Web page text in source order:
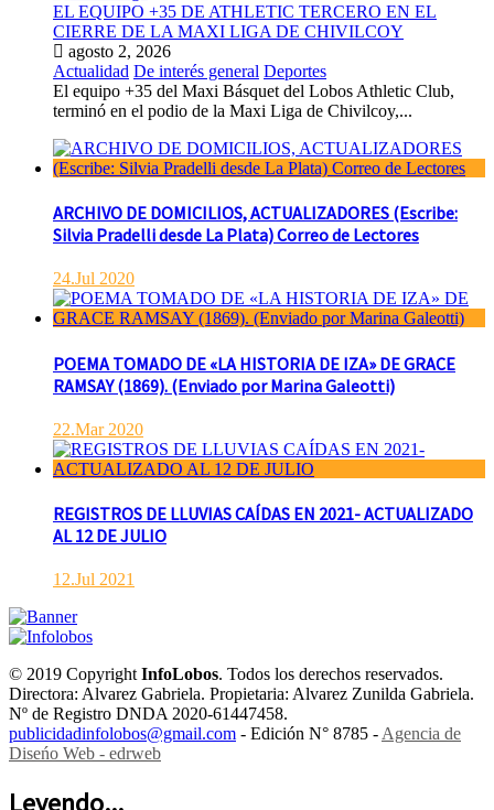
EL EQUIPO +35 DE ATHLETIC TERCERO EN EL
CIERRE DE LA MAXI LIGA DE CHIVILCOY
agosto 2, 2026
Actualidad De interés general Deportes
El equipo +35 del Maxi Básquet del Lobos Athletic Club,
terminó en el podio de la Maxi Liga de Chivilcoy,...
ARCHIVO DE DOMICILIOS, ACTUALIZADORES (Escribe:
Silvia Pradelli desde La Plata) Correo de Lectores
24.Jul 2020
POEMA TOMADO DE «LA HISTORIA DE IZA» DE GRACE
RAMSAY (1869). (Enviado por Marina Galeotti)
22.Mar 2020
REGISTROS DE LLUVIAS CAÍDAS EN 2021- ACTUALIZADO
AL 12 DE JULIO
12.Jul 2021
© 2019 CopyrightInfoLobos. Todos los derechos reservados.
Directora: Alvarez Gabriela. Propietaria: Alvarez Zunilda Gabriela.
Nº de Registro DNDA 2020-61447458.
publicidadinfolobos@gmail.com - Edición N° 8785 -Agencia de
Diseńo Web - edrweb